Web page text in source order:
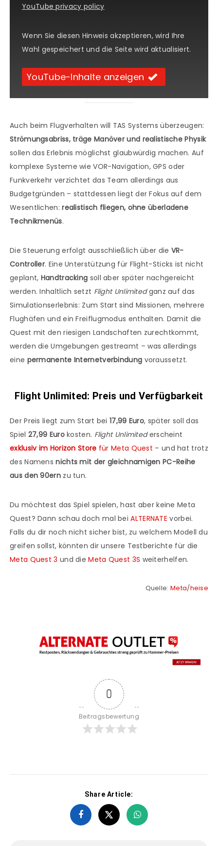
YouTube privacy policy
Wenn Sie diesen Hinweis akzeptieren, wird Ihre
Wahl gespeichert und die Seite wird aktualisiert.
YouTube-Inhalte anzeigen
Auch beim Flugverhalten will TAS Systems überzeugen:
Strömungsabriss, träge Manöver und realistische Physik
sollen das Erlebnis möglichst glaubwürdig machen. Auf
komplexe Systeme wie VOR-Navigation, GPS oder
Funkverkehr verzichtet das Team allerdings aus
Budgetgründen – stattdessen liegt der Fokus auf dem
Wesentlichen:realistisch fliegen, ohne überladene
Technikmenüs.
Die Steuerung erfolgt ausschließlich über die VR-
Controller. Eine Unterstützung für Flight-Sticks ist nicht
geplant, Handtracking soll aber später nachgereicht
werden. Inhaltlich setzt Flight Unlimitedganz auf das
Simulationserlebnis: Zum Start sind Missionen, mehrere
Flughäfen und ein Freiflugmodus enthalten. Damit die
Quest mit den riesigen Landschaften zurechtkommt,
werden die Umgebungen gestreamt – was allerdings
eine permanente Internetverbindung voraussetzt.
Flight Unlimited: Preis und Verfügbarkeit
Der Preis liegt zum Start bei 17,99 Euro, später soll das
Spiel 27,99 Eurokosten. Flight Unlimitederscheint
exklusiv im Horizon Store für Meta Quest – und hat trotz
des Namensnichts mit der gleichnamigen PC-Reihe
aus den 90ernzu tun.
Du möchtest das Spiel spielen, hast aber keine Meta
Quest? Dann schau doch mal beiALTERNATE vorbei.
Falls du dir noch nicht sicher bist, zu welchem Modell du
greifen sollst, könnten dir unsere Testberichte für die
Meta Quest 3 und dieMeta Quest 3S weiterhelfen.
Quelle: Meta/heise
0
Beitragsbewertung
Share Article: